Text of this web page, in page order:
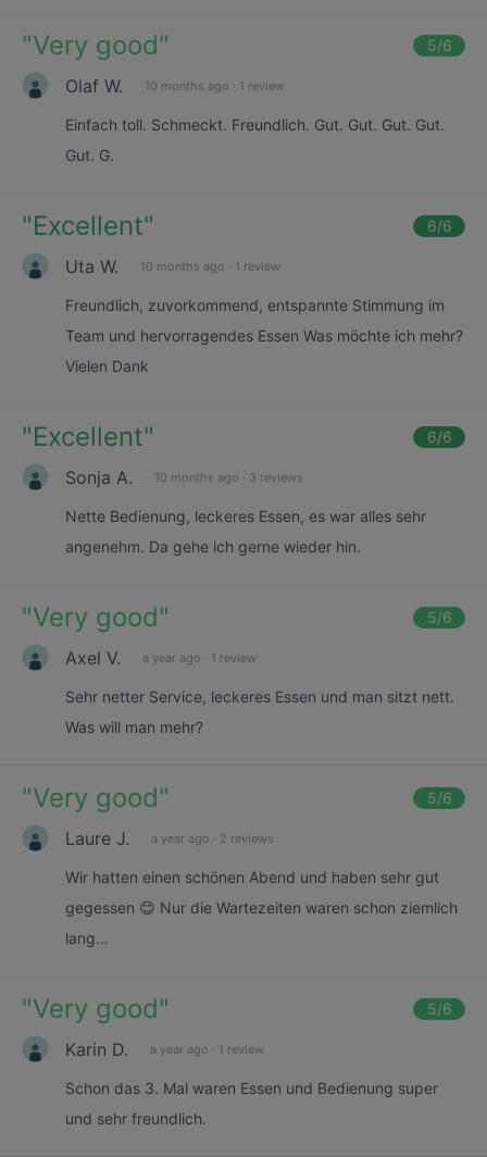
"Very good" 5/6
Olaf W. 10 months ago · 1 review
Einfach toll. Schmeckt. Freundlich. Gut. Gut. Gut. Gut.
Gut. G.
"Excellent" 6/6
Uta W. 10 months ago · 1 review
Freundlich, zuvorkommend, entspannte Stimmung im
Team und hervorragendes Essen Was möchte ich mehr?
Vielen Dank
"Excellent" 6/6
Sonja A. 10 months ago · 3 reviews
Nette Bedienung, leckeres Essen, es war alles sehr
angenehm. Da gehe ich gerne wieder hin.
"Very good" 5/6
Axel V. a year ago · 1 review
Sehr netter Service, leckeres Essen und man sitzt nett.
Was will man mehr?
"Very good" 5/6
Laure J. a year ago · 2 reviews
Wir hatten einen schönen Abend und haben sehr gut
gegessen 😊 Nur die Wartezeiten waren schon ziemlich
lang…
"Very good" 5/6
Karin D. a year ago · 1 review
Schon das 3. Mal waren Essen und Bedienung super
und sehr freundlich.